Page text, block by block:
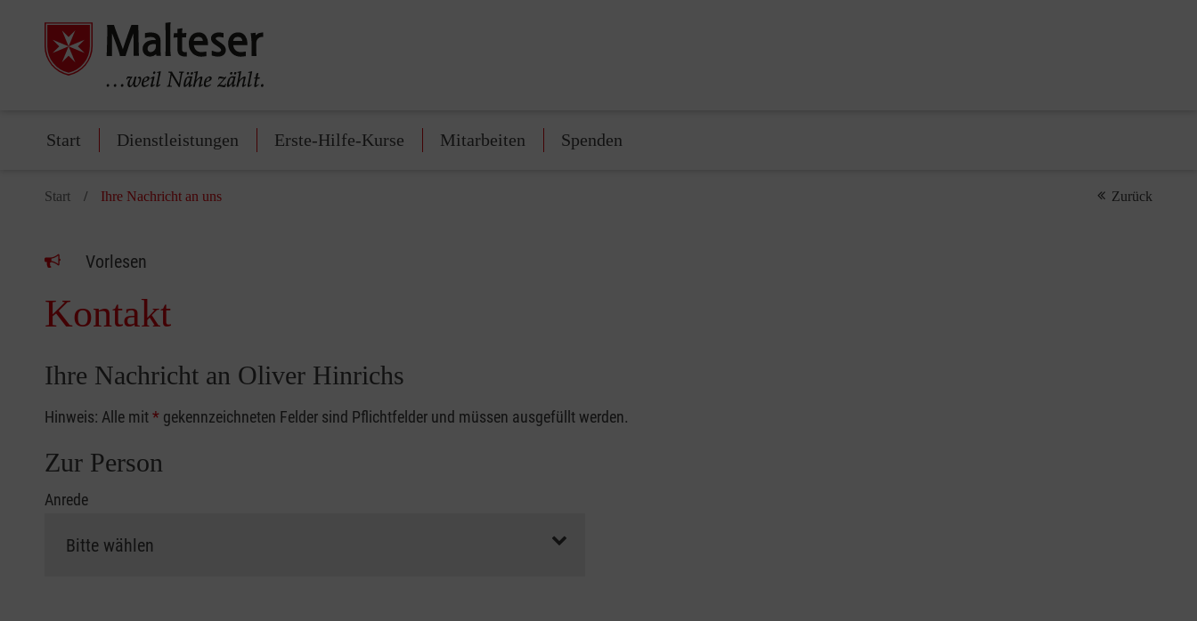
Start Dienstleistungen Erste-Hilfe-Kurse Mitarbeiten Spenden
Start Ihre Nachricht an uns Zurück
Vorlesen
Kontakt
Ihre Nachricht an Oliver Hinrichs
Hinweis: Alle mit* gekennzeichneten Felder sind Pflichtfelder und müssen ausgefüllt werden.
Zur Person
Anrede